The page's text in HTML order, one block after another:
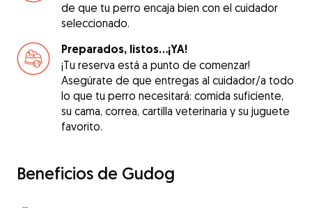
de que tu perro encaja bien con el cuidador
seleccionado.
Preparados, listos...¡YA!
¡Tu reserva está a punto de comenzar!
Asegúrate de que entregas al cuidador/a todo
lo que tu perro necesitará: comida suficiente,
su cama, correa, cartilla veterinaria y su juguete
favorito.
Beneficios de Gudog